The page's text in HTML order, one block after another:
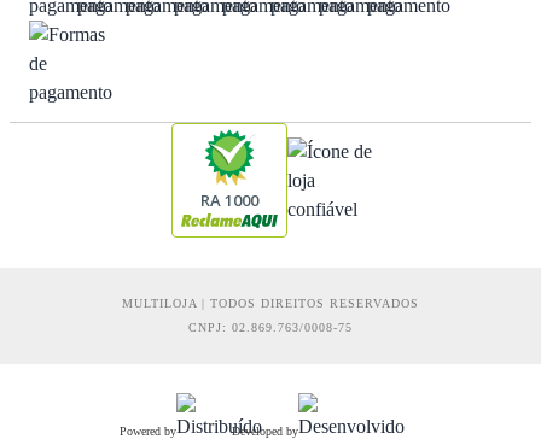
RA 1000
MULTILOJA | TODOS DIREITOS RESERVADOS
CNPJ: 02.869.763/0008-75
Powered by Developed by